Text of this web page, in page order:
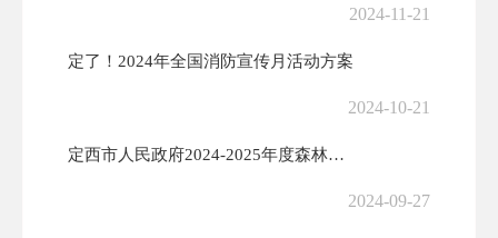
2024-11-21
定了！2024年全国消防宣传月活动方案
2024-10-21
定西市人民政府2024-2025年度森林草原防火命令
2024-09-27